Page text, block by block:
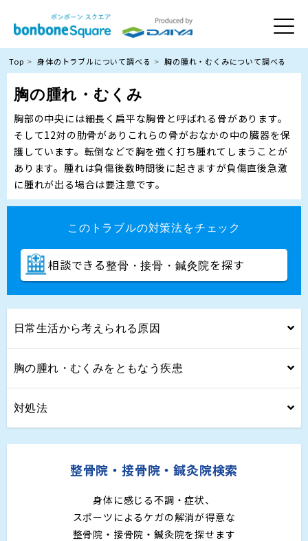
Top 身体のトラブルについて調べる 胸の腫れ・むくみについて調べる
胸の腫れ・むくみ
胸部の中央には細長く扁平な胸骨と呼ばれる骨があります。
そして12対の肋骨がありこれらの骨がおなかの中の臓器を保
護しています。転倒などで胸を強く打ち腫れてしまうことが
あります。腫れは負傷後数時間後に起きますが負傷直後急激
に腫れが出る場合は要注意です。
このトラブルの対策法をチェック
相談できる整骨・接骨・鍼灸院を探す
日常生活から考えられる原因
胸の腫れ・むくみをともなう疾患
対処法
整骨院・接骨院・鍼灸院検索
身体に感じる不調・症状、
スポーツによるケガの解消が得意な
整骨院・接骨院・鍼灸院を探せます